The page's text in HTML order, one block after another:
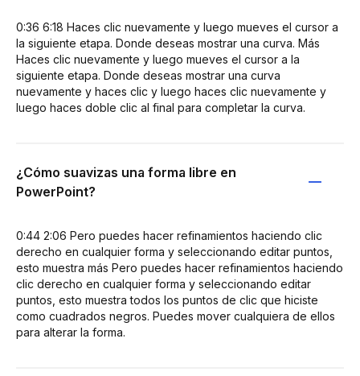
0:36 6:18 Haces clic nuevamente y luego mueves el cursor a
la siguiente etapa. Donde deseas mostrar una curva. Más
Haces clic nuevamente y luego mueves el cursor a la
siguiente etapa. Donde deseas mostrar una curva
nuevamente y haces clic y luego haces clic nuevamente y
luego haces doble clic al final para completar la curva.
¿Cómo suavizas una forma libre en
PowerPoint?
0:44 2:06 Pero puedes hacer refinamientos haciendo clic
derecho en cualquier forma y seleccionando editar puntos,
esto muestra más Pero puedes hacer refinamientos haciendo
clic derecho en cualquier forma y seleccionando editar
puntos, esto muestra todos los puntos de clic que hiciste
como cuadrados negros. Puedes mover cualquiera de ellos
para alterar la forma.